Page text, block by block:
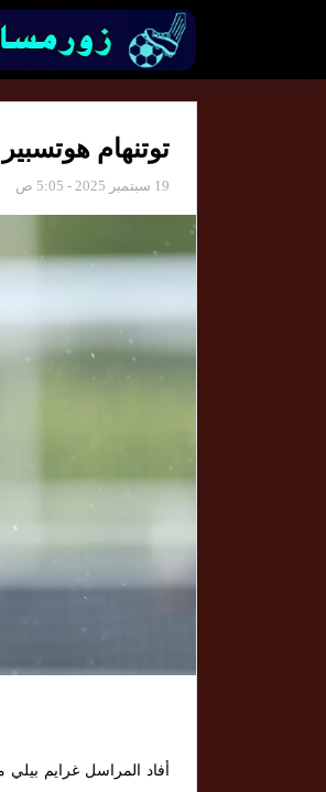
توتنهام
19 سبتمبر 2025 - 5:05 ص
أفاد المراسل غرايم